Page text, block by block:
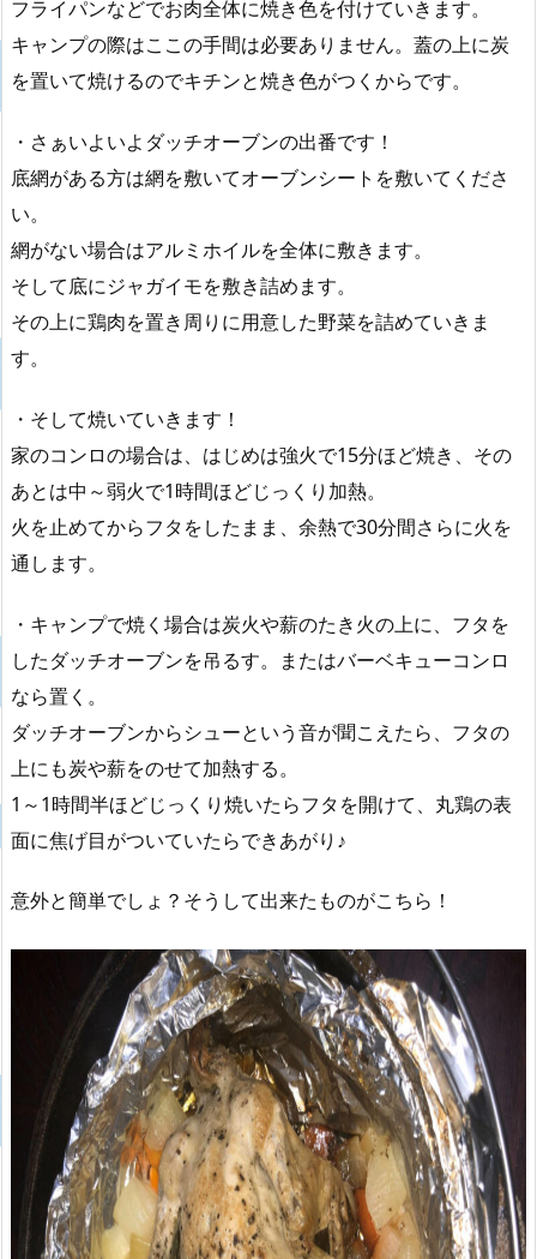
フライパンなどでお肉全体に焼き色を付けていきます。
キャンプの際はここの手間は必要ありません。蓋の上に炭
を置いて焼けるのでキチンと焼き色がつくからです。
・さぁいよいよダッチオーブンの出番です！
底網がある方は網を敷いてオーブンシートを敷いてくださ
い。
網がない場合はアルミホイルを全体に敷きます。
そして底にジャガイモを敷き詰めます。
その上に鶏肉を置き周りに用意した野菜を詰めていきま
す。
・そして焼いていきます！
家のコンロの場合は、はじめは強火で15分ほど焼き、その
あとは中～弱火で1時間ほどじっくり加熱。
火を止めてからフタをしたまま、余熱で30分間さらに火を
通します。
・キャンプで焼く場合は炭火や薪のたき火の上に、フタを
したダッチオーブンを吊るす。またはバーベキューコンロ
なら置く。
ダッチオーブンからシューという音が聞こえたら、フタの
上にも炭や薪をのせて加熱する。
1～1時間半ほどじっくり焼いたらフタを開けて、丸鶏の表
面に焦げ目がついていたらできあがり♪
意外と簡単でしょ？そうして出来たものがこちら！